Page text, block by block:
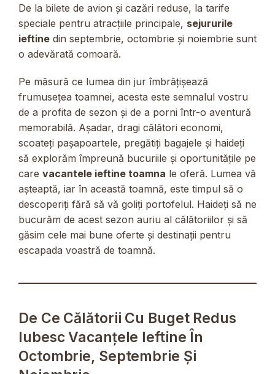
De la bilete de avion și cazări reduse, la tarife
speciale pentru atracțiile principale, sejururile
ieftine din septembrie, octombrie și noiembrie sunt
o adevărată comoară.
Pe măsură ce lumea din jur îmbrățișează
frumusețea toamnei, acesta este semnalul vostru
de a profita de sezon și de a porni într-o aventură
memorabilă. Așadar, dragi călători economi,
scoateți pașapoartele, pregătiți bagajele și haideți
să explorăm împreună bucuriile și oportunitățile pe
care vacantele ieftine toamna le oferă. Lumea vă
așteaptă, iar în această toamnă, este timpul să o
descoperiți fără să vă goliți portofelul. Haideți să ne
bucurăm de acest sezon auriu al călătoriilor și să
găsim cele mai bune oferte și destinații pentru
escapada voastră de toamnă.
De Ce Călătorii Cu Buget Redus
Iubesc Vacanțele Ieftine În
Octombrie, Septembrie Și